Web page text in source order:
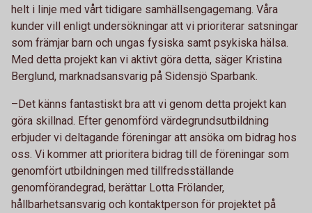
helt i linje med vårt tidigare samhällsengagemang. Våra
kunder vill enligt undersökningar att vi prioriterar satsningar
som främjar barn och ungas fysiska samt psykiska hälsa.
Med detta projekt kan vi aktivt göra detta, säger Kristina
Berglund, marknadsansvarig på Sidensjö Sparbank.
–Det känns fantastiskt bra att vi genom detta projekt kan
göra skillnad. Efter genomförd värdegrundsutbildning
erbjuder vi deltagande föreningar att ansöka om bidrag hos
oss. Vi kommer att prioritera bidrag till de föreningar som
genomfört utbildningen med tillfredsställande
genomförandegrad, berättar Lotta Frölander,
hållbarhetsansvarig och kontaktperson för projektet på